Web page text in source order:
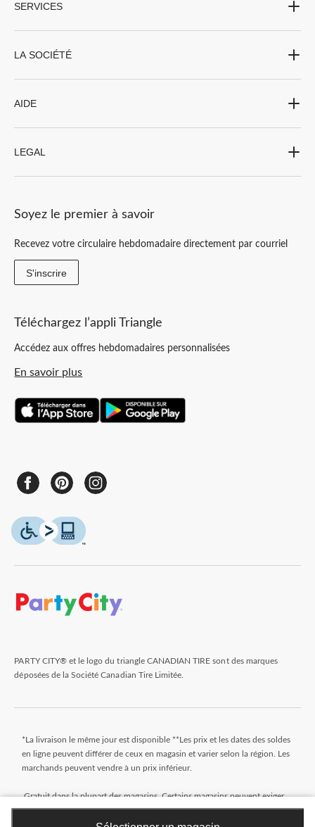
SERVICES
LA SOCIÉTÉ
AIDE
LEGAL
Soyez le premier à savoir
Recevez votre circulaire hebdomadaire directement par courriel
S'inscrire
Téléchargez l’appli Triangle
Accédez aux offres hebdomadaires personnalisées
En savoir plus
PARTY CITY® et le logo du triangle CANADIAN TIRE sont des marques
déposées de la Société Canadian Tire Limitée.
*La livraison le même jour est disponible **Les prix et les dates des soldes
en ligne peuvent différer de ceux en magasin et varier selon la région. Les
marchands peuvent vendre à un prix inférieur.
Gratuit dans la plupart des magasins. Certains magasins peuvent exiger
un montant minimum minimal pour commander (avant taxes). Les
commandes qui n'atteignent pas ce montant seront assujetties à un petit